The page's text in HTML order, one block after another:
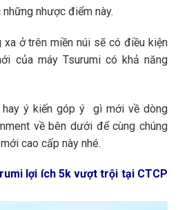
nhược điểm này.
xa ở trên miền núi sẽ có điều kiện
của máy Tsurumi có khả năng
ý kiến góp ý gì mới về dòng
về bên dưới để cùng chúng
cao cấp này nhé.
lợi ích 5k vượt trội tại CTCP